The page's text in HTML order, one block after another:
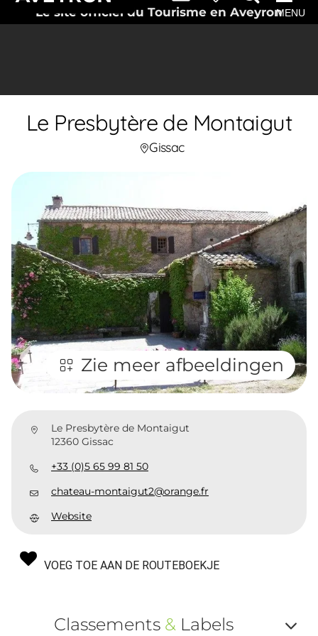
Le site officiel du Tourisme en AveyronMENU
Le Presbytère de Montaigut
Gissac
Zie meer afbeeldingen
Le Presbytère de Montaigut
12360 Gissac
+33 (0)5 65 99 81 50
chateau-montaigut2@orange.fr
Website
VOEG TOE AAN DE ROUTEBOEKJE
Classements &Labels